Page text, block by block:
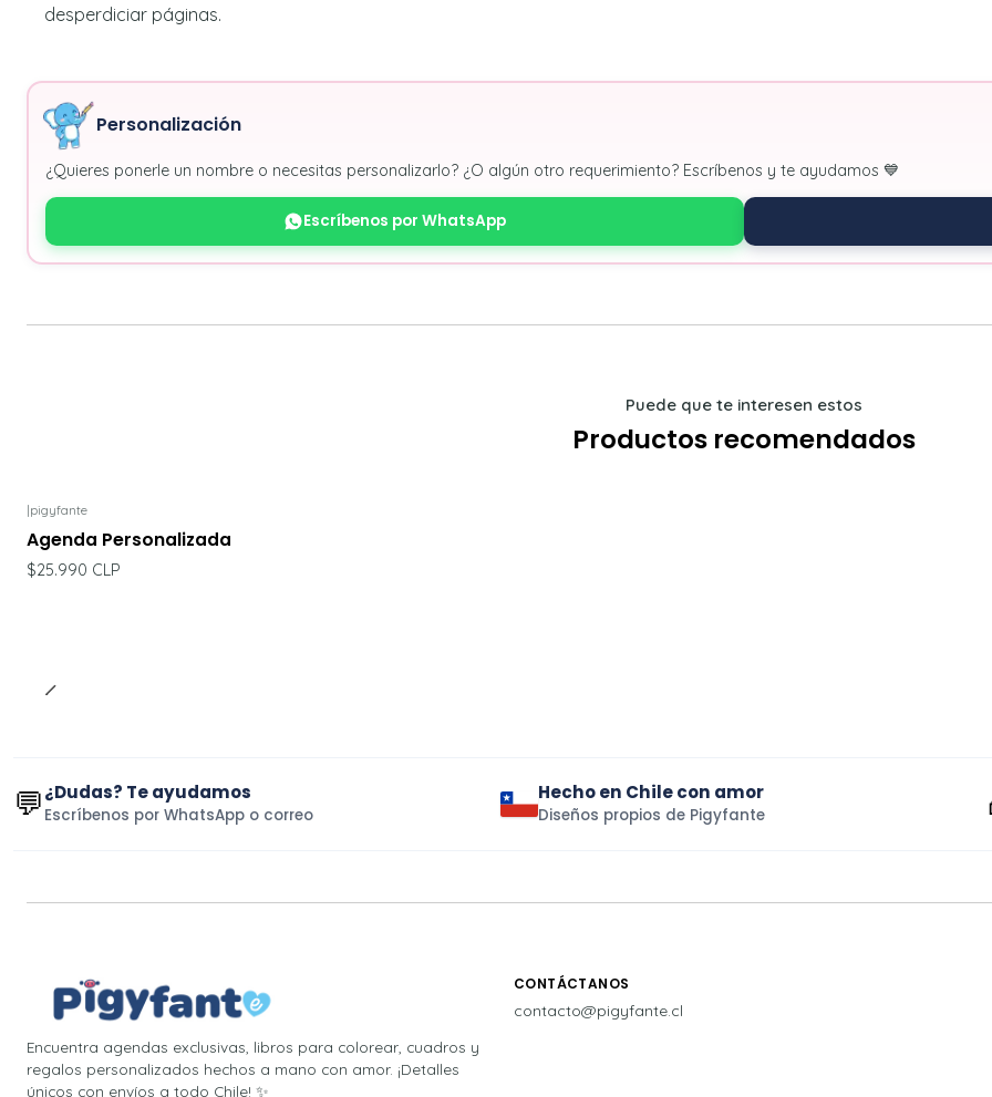
desperdiciar páginas.
Personalización
¿Quieres ponerle un nombre o necesitas personalizarlo? ¿O algún otro requerimiento? Escríbenos y te ayudamos 💙
Escríbenos por WhatsApp
Puede que te interesen estos
Productos recomendados
pigyfante
Agenda Personalizada
$25.990 CLP
💬¿Dudas? Te ayudamos
Escríbenos por WhatsApp o correo
Hecho en Chile con amor
Diseños propios de Pigyfante
Encuentra agendas exclusivas, libros para colorear, cuadros y
regalos personalizados hechos a mano con amor. ¡Detalles
únicos con envíos a todo Chile! ✨
CONTÁCTANOS
contacto@pigyfante.cl